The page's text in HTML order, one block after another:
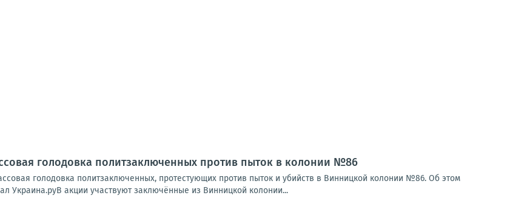
голодовка политзаключенных против пыток в колонии №86
голодовка политзаключенных, протестующих против пыток и убийств в Винницкой колонии №86. Об этом
Украина.руВ акции участвуют заключённые из Винницкой колонии...